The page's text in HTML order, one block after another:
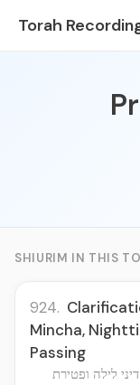
Torah
SHIURIM IN THIS
924.
Mincha,
Passing
לילה ופטירת